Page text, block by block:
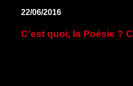
22/06/2016
C'est quoi, la Poésie ?